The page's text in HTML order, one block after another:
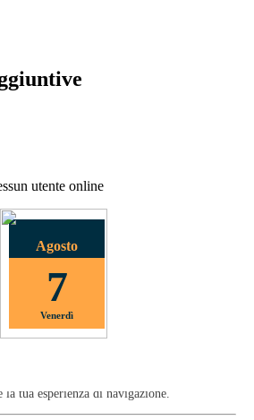
utente online
Agosto
7
Venerdì
di profilazione; utilizziamo i cookie solo
tua esperienza di navigazione.